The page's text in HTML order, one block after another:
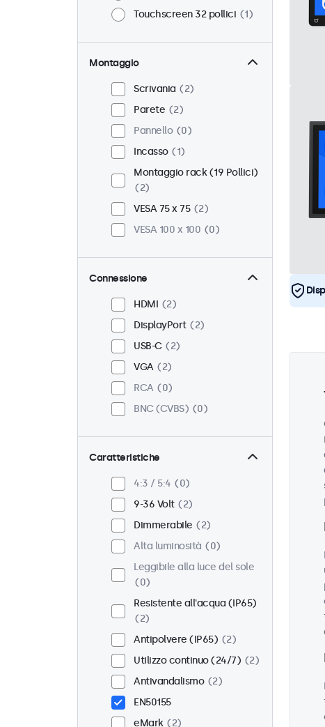
Touchscreen 32 pollici
1
Montaggio
Scrivania
2
Parete
2
Pannello
0
Incasso
1
Montaggio rack (19 Pollici)
2
VESA 75 x 75
2
VESA 100 x 100
0
Connessione
HDMI
2
DisplayPort
2
USB-C
2
VGA
2
RCA
0
BNC (CVBS)
0
Caratteristiche
4:3 / 5:4
0
9-36 Volt
2
Dimmerabile
2
Alta luminosità
0
Leggibile alla luce del sole
0
Resistente all'acqua (IP65)
2
Antipolvere (IP65)
2
Utilizzo continuo (24/7)
2
Antivandalismo
2
EN50155
eMark
2